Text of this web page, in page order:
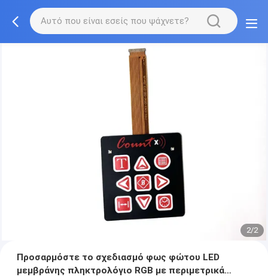
2/2
Προσαρμόστε το σχεδιασμό φως φώτου LED
μεμβράνης πληκτρολόγιο RGB με περιμετρικά